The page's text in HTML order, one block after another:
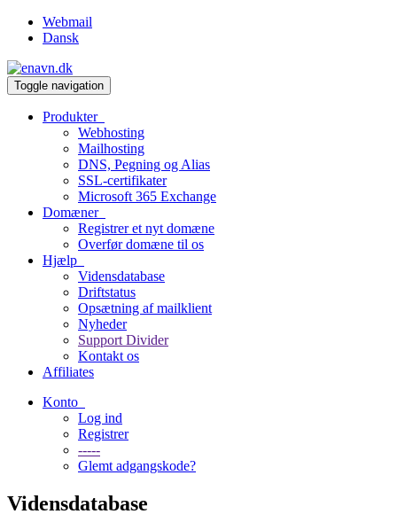
Webmail
Dansk
Toggle navigation
Produkter
Webhosting
Mailhosting
DNS, Pegning og Alias
SSL-certifikater
Microsoft 365 Exchange
Domæner
Registrer et nyt domæne
Overfør domæne til os
Hjælp
Vidensdatabase
Driftstatus
Opsætning af mailklient
Nyheder
Support Divider
Kontakt os
Affiliates
Konto
Log ind
Registrer
-----
Glemt adgangskode?
Vidensdatabase